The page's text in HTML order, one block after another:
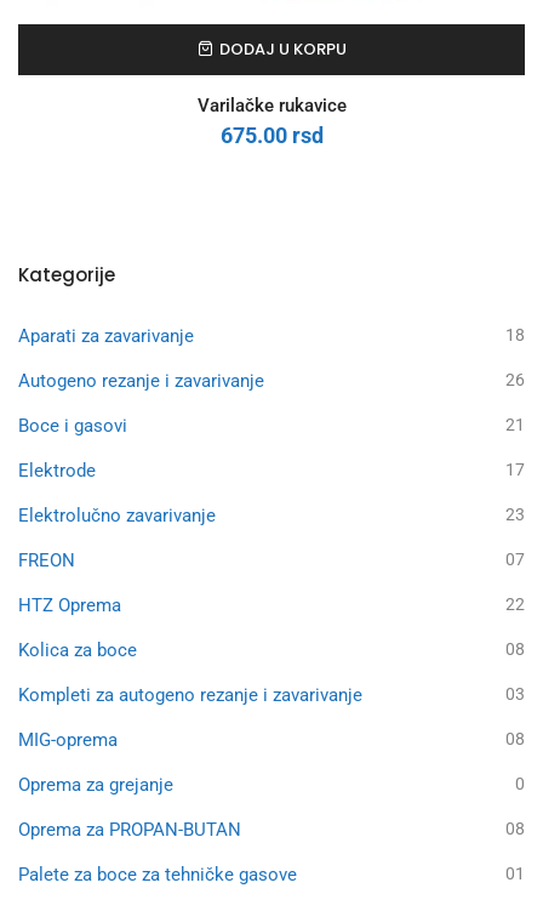
DODAJ U KORPU
Varilačke rukavice
675.00 rsd
Kategorije
Aparati za zavarivanje 18
Autogeno rezanje i zavarivanje 26
Boce i gasovi 21
Elektrode 17
Elektrolučno zavarivanje 23
FREON 07
HTZ Oprema 22
Kolica za boce 08
Kompleti za autogeno rezanje i zavarivanje 03
MIG-oprema 08
Oprema za grejanje 0
Oprema za PROPAN-BUTAN 08
Palete za boce za tehničke gasove 01